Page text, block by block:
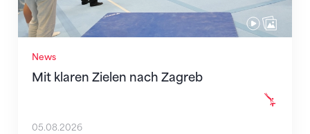
News
Mit klaren Zielen nach Zagreb
05.08.2026